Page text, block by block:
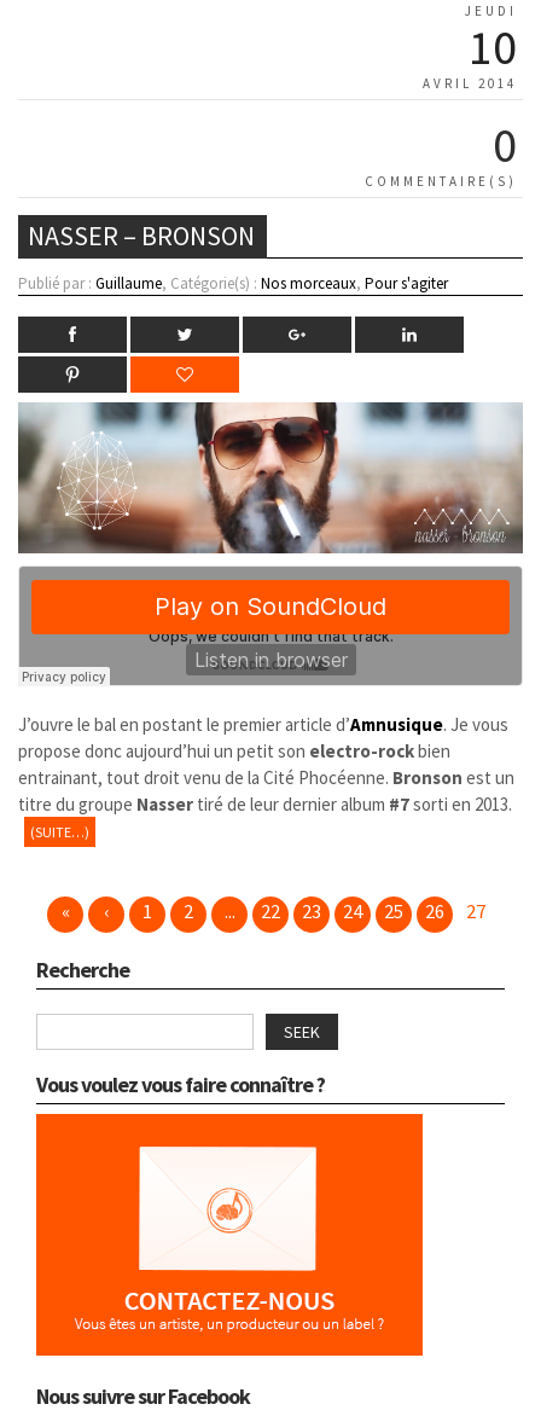
JEUDI
10
AVRIL 2014
0
COMMENTAIRE(S)
NASSER – BRONSON
Publié par : Guillaume, Catégorie(s) : Nos morceaux, Pour s'agiter
J’ouvre le bal en postant le premier article d’Amnusique. Je vous
propose donc aujourd’hui un petit son electro-rockbien
entrainant, tout droit venu de la Cité Phocéenne. Bronson est un
titre du groupe Nasser tiré de leur dernier album #7sorti en 2013.
(SUITE…)
« ‹ 1 2 ... 22 23 24 25 26 27
Recherche
SEEK
Vous voulez vous faire connaître ?
Nous suivre sur Facebook